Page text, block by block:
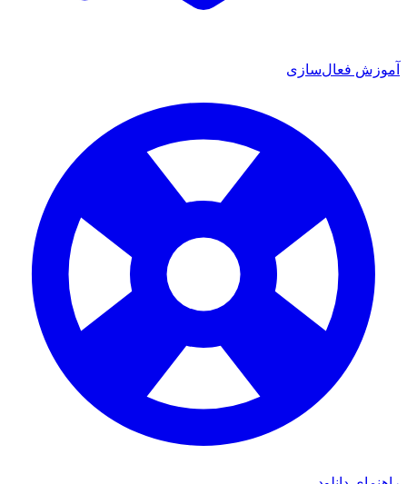
فعال‌سازی